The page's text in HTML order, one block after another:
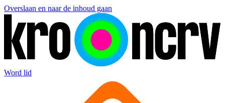
Overslaan en naar de inhoud gaan
Word lid